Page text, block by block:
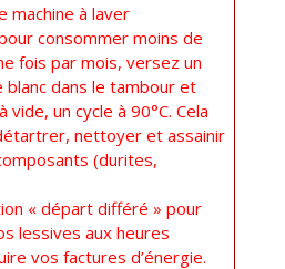
à laver
consommer moins de
fois par mois, versez un
blanc dans le tambour et
un cycle à 90°C. Cela
nettoyer et assainir
(durites,
« départ différé » pour
lessives aux heures
vos factures d’énergie.